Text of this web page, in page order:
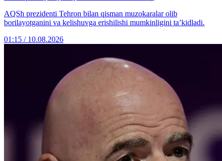
AQSh prezidenti Tehron bilan qisman muzokaralar olib
borilayotganini va kelishuvga erishilishi mumkinligini ta’kidladi.
01:15 / 10.08.2026